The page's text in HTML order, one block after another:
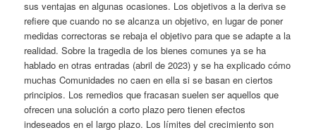
sus ventajas en algunas ocasiones. Los objetivos a la deriva se
refiere que cuando no se alcanza un objetivo, en lugar de poner
medidas correctoras se rebaja el objetivo para que se adapte a la
realidad. Sobre la tragedia de los bienes comunes ya se ha
hablado en otras entradas (abril de 2023) y se ha explicado cómo
muchas Comunidades no caen en ella si se basan en ciertos
principios. Los remedios que fracasan suelen ser aquellos que
ofrecen una solución a corto plazo pero tienen efectos
indeseados en el largo plazo. Los límites del crecimiento son